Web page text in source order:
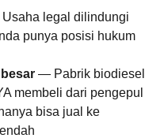
legal dilindungi
punya posisi hukum
— Pabrik biodiesel
membeli dari pengepul
bisa jual ke